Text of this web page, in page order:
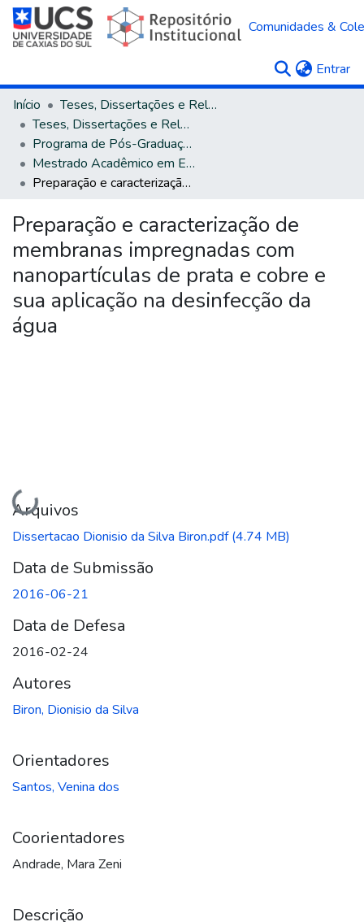
Comunidades &
Entrar
Início
Teses, Dissertações e Relatórios
Teses, Dissertações e Relatórios defendidos na UCS
Programa de Pós-Graduação em Engenharia de Processos e Tecnologias
Mestrado Acadêmico em Engenharia de Processos e Tecnologias
Preparação e caracterização de membranas impregnadas com nanopartículas de prata e cobre e sua aplicação na desinfecção da água
Preparação e caracterização de
membranas impregnadas com
nanopartículas de prata e cobre e
sua aplicação na desinfecção da
água
Carregando...
Arquivos
Dissertacao Dionisio da Silva Biron.pdf(4.74 MB)
Data de Submissão
2016-06-21
Data de Defesa
2016-02-24
Autores
Biron, Dionisio da Silva
Orientadores
Santos, Venina dos
Coorientadores
Andrade, Mara Zeni
Descrição